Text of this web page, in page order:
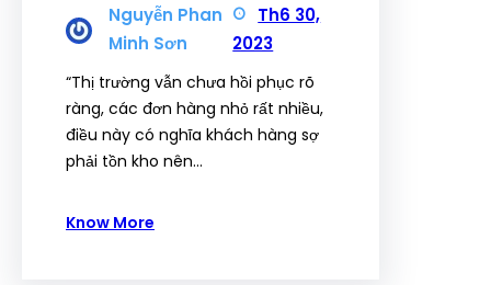
Nguyễn Phan
Minh Sơn
Th6 30,
2023
“Thị trường vẫn chưa hồi phục rõ
ràng, các đơn hàng nhỏ rất nhiều,
điều này có nghĩa khách hàng sợ
phải tồn kho nên…
Know More